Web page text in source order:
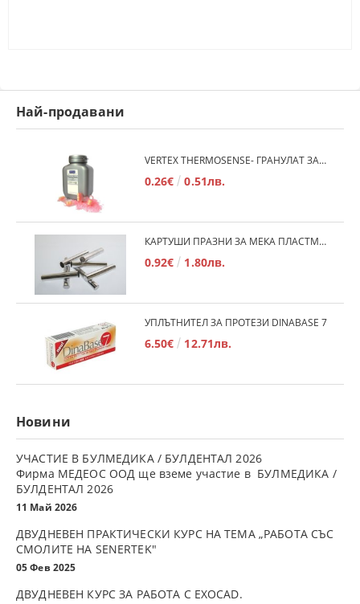
Най-продавани
VERTEX THERMOSENSE- ГРАНУЛАТ ЗА МЕКИ ПРОТЕЗИ
0.26€ 0.51лв.
КАРТУШИ ПРАЗНИ ЗА МЕКА ПЛАСТМАСА
0.92€ 1.80лв.
УПЛЪТНИТЕЛ ЗА ПРОТЕЗИ DINABASE 7
6.50€ 12.71лв.
Новини
УЧАСТИЕ В БУЛМЕДИКА / БУЛДЕНТАЛ 2026
Фирма МЕДЕОС ООД ще вземе участие в БУЛМЕДИКА /
БУЛДЕНТАЛ 2026
11 Май 2026
ДВУДНЕВЕН ПРАКТИЧЕСКИ КУРС НА ТЕМА „РАБОТА СЪС
СМОЛИТЕ НА SENERTEK"
05 Фев 2025
ДВУДНЕВЕН КУРС ЗА РАБОТА С ЕXOCAD.